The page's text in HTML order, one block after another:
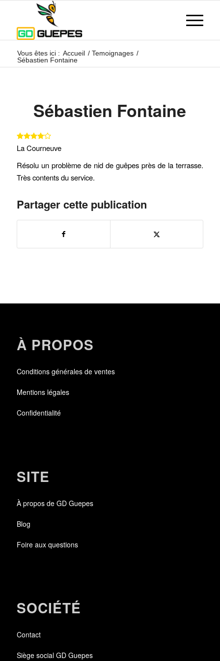
Vous êtes ici : Accueil / Temoignages /
Sébastien Fontaine
Sébastien Fontaine
La Courneuve
Résolu un problème de nid de guêpes près de la terrasse.
Très contents du service.
Partager cette publication
À PROPOS
Conditions générales de ventes
Mentions légales
Confidentialité
SITE
À propos de GD Guepes
Blog
Foire aux questions
SOCIÉTÉ
Contact
Siège social GD Guepes